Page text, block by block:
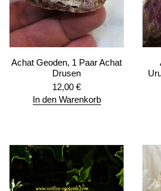
Achat Geoden, 1 Paar Achat
Drusen
12,00 €
In den Warenkorb